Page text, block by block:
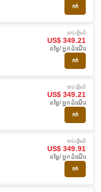
កក់
ចាប់ផ្ដើមពី
US$ 349.21
តម្លៃ/ អ្នកដំណើរ
កក់
ចាប់ផ្ដើមពី
US$ 349.21
តម្លៃ/ អ្នកដំណើរ
កក់
ចាប់ផ្ដើមពី
US$ 349.91
តម្លៃ/ អ្នកដំណើរ
កក់